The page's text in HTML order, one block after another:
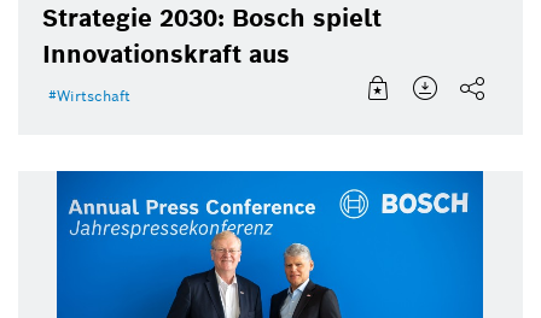
Strategie 2030: Bosch spielt
Innovationskraft aus
Wirtschaft